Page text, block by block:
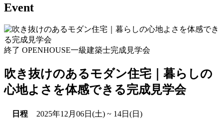
Event
終了 OPENHOUSE一級建築士完成見学会
吹き抜けのあるモダン住宅｜暮らしの
心地よさを体感できる完成見学会
日程
2025年12月06日(土) ~ 14日(日)